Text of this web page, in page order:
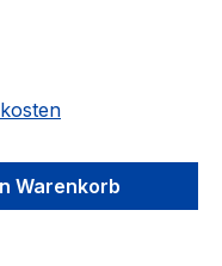
Warenkorb